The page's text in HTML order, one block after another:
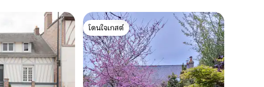
โดนใจเกสต์
โดนใจเกสต์